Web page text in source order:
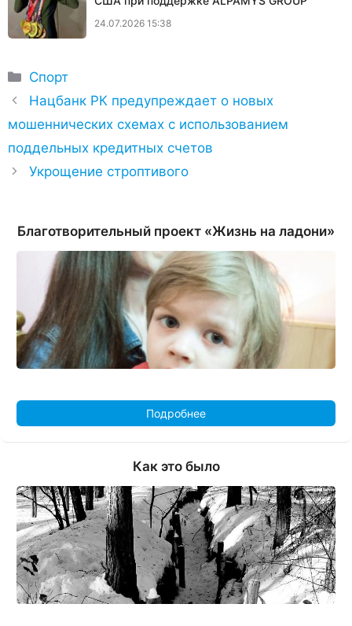
24.07.2026 15:38
Рубрики
Спорт
Нацбанк РК предупреждает о новых
мошеннических схемах с использованием
поддельных кредитных счетов
Укрощение строптивого
Благотворительный проект «Жизнь на ладони»
Подробнее
Как это было